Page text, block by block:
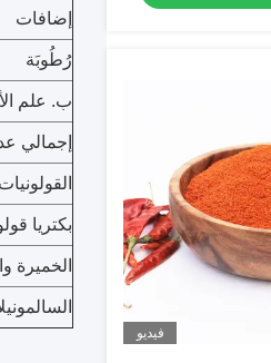
فيديو
إضافات
رُطُوبَة
ب. علم
إجمالي
القولونيات
بكتريا
الخميرة